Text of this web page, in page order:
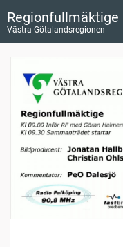
Regionfullmäktige
Västra Götalandsregionen